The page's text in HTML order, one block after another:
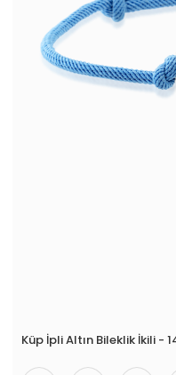
Küp İpli Altın Bileklik İkili -